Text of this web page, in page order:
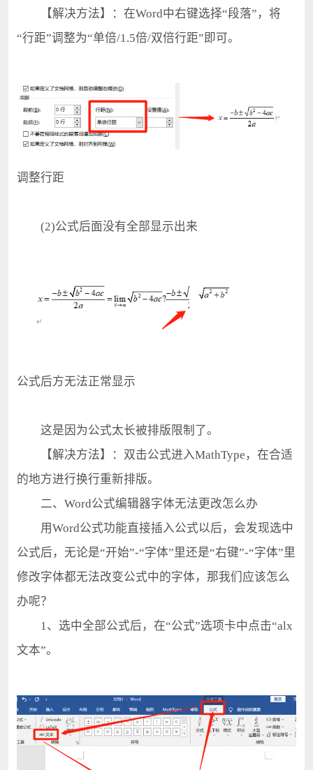
【解决方法】：在Word中右键选择“段落”，将
“行距”调整为“单倍/1.5倍/双倍行距”即可。
调整行距
(2)公式后面没有全部显示出来
公式后方无法正常显示
这是因为公式太长被排版限制了。
【解决方法】：双击公式进入MathType，在合适
的地方进行换行重新排版。
二、Word公式编辑器字体无法更改怎么办
用Word公式功能直接插入公式以后，会发现选中
公式后，无论是“开始”-“字体”里还是“右键”-“字体”里
修改字体都无法改变公式中的字体，那我们应该怎么
办呢？
1、选中全部公式后，在“公式”选项卡中点击“alx
文本”。